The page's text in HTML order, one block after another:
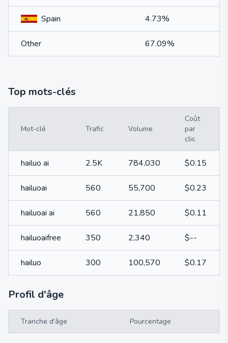
Spain 4.73%
Other 67.09%
Top mots-clés
Mot-clé Trafic Volume
Coût
par
clic
hailuo ai 2.5K 784,030 $0.15
hailuoai 560 55,700 $0.23
hailuoai ai 560 21,850 $0.11
hailuoaifree 350 2,340 $--
hailuo 300 100,570 $0.17
Profil d'âge
Tranche d'âge Pourcentage